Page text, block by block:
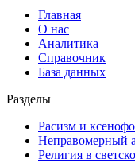
Главная
О нас
Аналитика
Справочник
База данных
Разделы
Расизм и
Неправомерный
Религия в